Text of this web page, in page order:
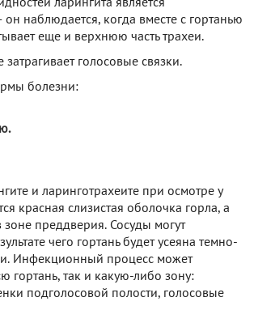
ларингита является
наблюдается, когда вместе с гортанью
еще и верхнюю часть трахеи.
затрагивает голосовые связки.
болезни:
и ларинготрахеите при осмотре у
красная слизистая оболочка горла, а
зоне преддверия. Сосуды могут
чего гортань будет усеяна темно-
Инфекционный процесс может
гортань, так и какую-либо зону:
подголосовой полости, голосовые